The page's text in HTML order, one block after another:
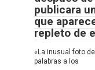
publicara
que
repleto de
«La inusual foto
palabras a los